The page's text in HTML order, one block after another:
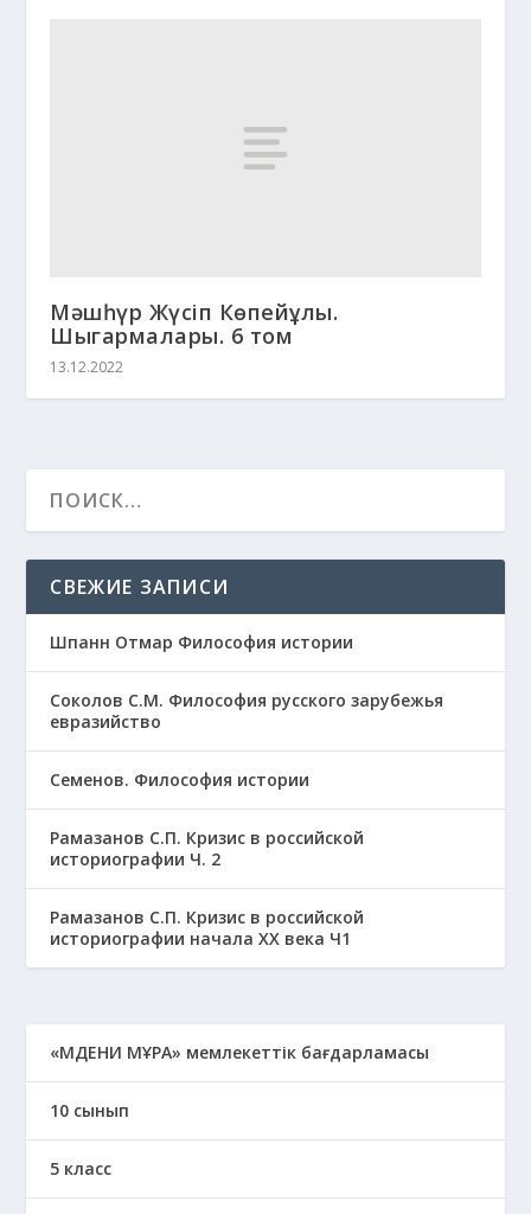
Мәшһүр Жүсіп Көпейұлы.
Шыгармалары. 6 том
13.12.2022
СВЕЖИЕ ЗАПИСИ
Шпанн Отмар Философия истории
Соколов С.М. Философия русского зарубежья
евразийство
Семенов. Философия истории
Рамазанов С.П. Кризис в российской
историографии Ч. 2
Рамазанов С.П. Кризис в российской
историографии начала ХХ века Ч1
«МӘДЕНИ МҰРА» мемлекеттік бағдарламасы
10 сынып
5 класс